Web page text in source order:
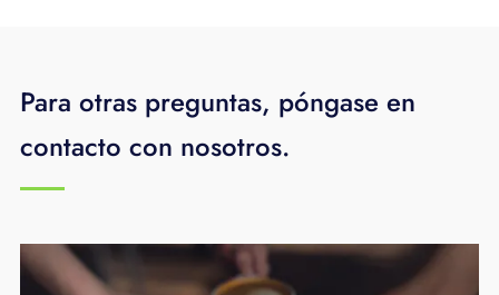
Para otras preguntas, póngase en
contacto con nosotros.